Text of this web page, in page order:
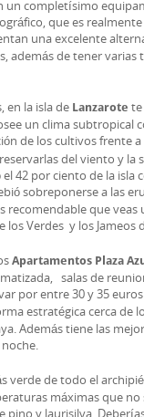
un completísimo
que es
una excelente
además de tener
en la isla de Lanzarote te
un clima subtropical
de los cultivos frente
del viento y la
42 por ciento de la
sobreponerse a las
recomendable que
los Verdes y los Jameos
Apartamentos Plaza
salas de
por entre 30 y 35
estratégica cerca
Además tiene las
verde de todo el
máximas que no
pino y laurisilva.